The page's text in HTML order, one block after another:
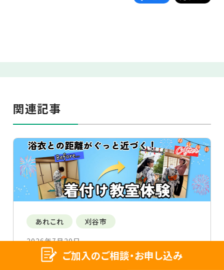
関連記事
あれこれ
刈谷市
2026年7月20日
「着てみたい」が「楽しい！」に。和装との距離
ご加入のご相談・お申し込み